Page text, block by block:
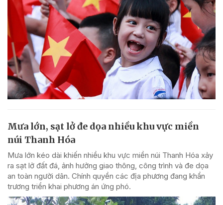
Mưa lớn, sạt lở đe dọa nhiều khu vực miền
núi Thanh Hóa
Mưa lớn kéo dài khiến nhiều khu vực miền núi Thanh Hóa xảy
ra sạt lở đất đá, ảnh hưởng giao thông, công trình và đe dọa
an toàn người dân. Chính quyền các địa phương đang khẩn
trương triển khai phương án ứng phó.